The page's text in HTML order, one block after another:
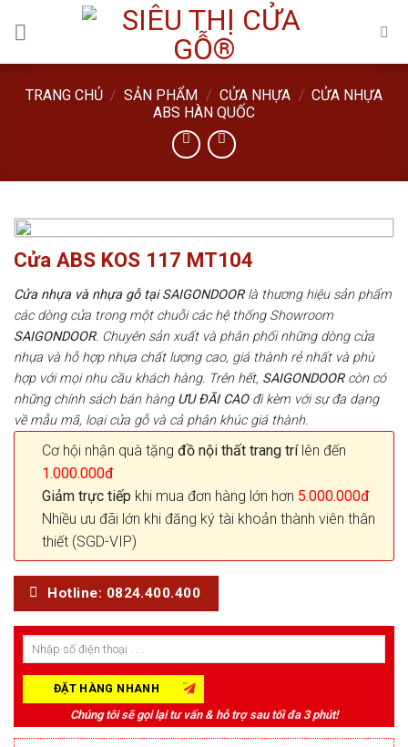
TRANG CHỦ / SẢN PHẨM / CỬA NHỰA / CỬA NHỰA
ABS HÀN QUỐC
Cửa ABS KOS 117 MT104
Cửa nhựa và nhựa gỗ tại SAIGONDOORlà thương hiệu sản phẩm
các dòng cửa trong một chuỗi các hệ thống Showroom
SAIGONDOOR. Chuyên sản xuất và phân phối những dòng cửa
nhựa và hỗ hợp nhựa chất lượng cao, giá thành rẻ nhất và phù
hợp với mọi nhu cầu khách hàng. Trên hết, SAIGONDOORcòn có
những chính sách bán hàng ƯU ĐÃI CAO đi kèm với sự đa dạng
về mẫu mã, loại cửa gỗ và cả phân khúc giá thành.
Cơ hội nhận quà tặng đồ nội thất trang trílên đến
1.000.000đ
Giảm trực tiếp khi mua đơn hàng lớn hơn 5.000.000đ
Nhiều ưu đãi lớn khi đăng ký tài khoản thành viên thân
thiết (SGD-VIP)
Hotline: 0824.400.400
Chúng tôi sẽ gọi lại tư vấn & hỗ trợ sau tối đa 3 phút!